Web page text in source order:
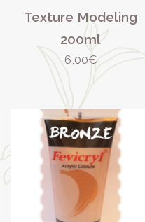
Texture Modeling
200ml
6,00€